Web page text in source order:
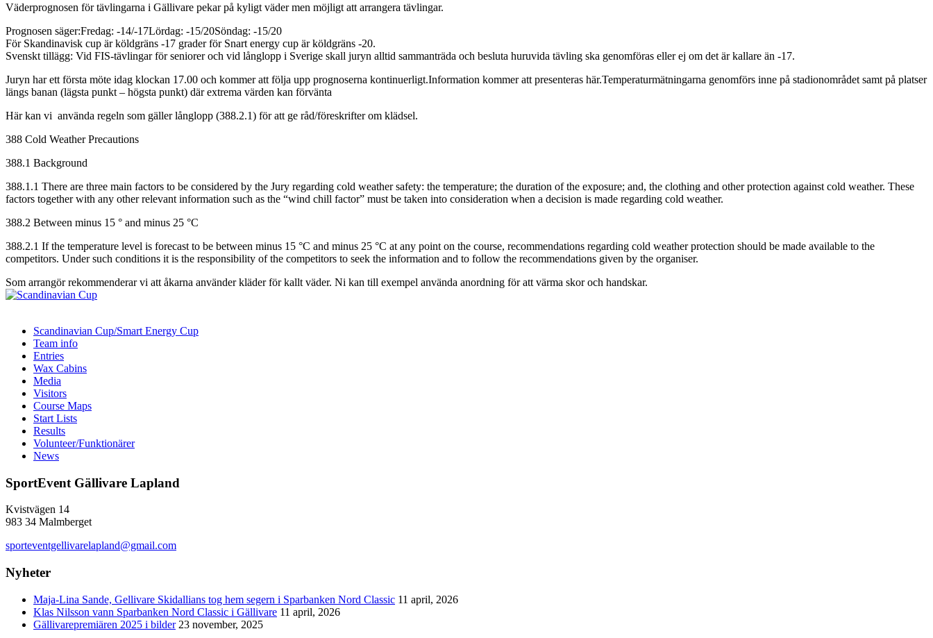
Väderprognosen för tävlingarna i Gällivare pekar på kyligt väder men möjligt att arrangera tävlingar.
Prognosen säger:Fredag: -14/-17Lördag: -15/20Söndag: -15/20
För Skandinavisk cup är köldgräns -17 grader för Snart energy cup är köldgräns -20.
Svenskt tillägg: Vid FIS-tävlingar för seniorer och vid långlopp i Sverige skall juryn alltid sammanträda och besluta huruvida tävling ska genomföras eller ej om det är kallare än -17.
Juryn har ett första möte idag klockan 17.00 och kommer att följa upp prognoserna kontinuerligt.Information kommer att presenteras här.Temperaturmätningarna genomförs inne på stadionområdet samt på platser
längs banan (lägsta punkt – högsta punkt) där extrema värden kan förvänta
Här kan vi använda regeln som gäller långlopp (388.2.1) för att ge råd/föreskrifter om klädsel.
388 Cold Weather Precautions
388.1 Background
388.1.1 There are three main factors to be considered by the Jury regarding cold weather safety: the temperature; the duration of the exposure; and, the clothing and other protection against cold weather. These
factors together with any other relevant information such as the “wind chill factor” must be taken into consideration when a decision is made regarding cold weather.
388.2 Between minus 15 ° and minus 25 °C
388.2.1 If the temperature level is forecast to be between minus 15 °C and minus 25 °C at any point on the course, recommendations regarding cold weather protection should be made available to the
competitors. Under such conditions it is the responsibility of the competitors to seek the information and to follow the recommendations given by the organiser.
Som arrangör rekommenderar vi att åkarna använder kläder för kallt väder. Ni kan till exempel använda anordning för att värma skor och handskar.
Scandinavian Cup/Smart Energy Cup
Team info
Entries
Wax Cabins
Media
Visitors
Course Maps
Start Lists
Results
Volunteer/Funktionärer
News
SportEvent Gällivare Lapland
Kvistvägen 14
983 34 Malmberget
sporteventgellivarelapland@gmail.com
Nyheter
Maja-Lina Sande, Gellivare Skidallians tog hem segern i Sparbanken Nord Classic 11 april, 2026
Klas Nilsson vann Sparbanken Nord Classic i Gällivare 11 april, 2026
Gällivarepremiären 2025 i bilder 23 november, 2025